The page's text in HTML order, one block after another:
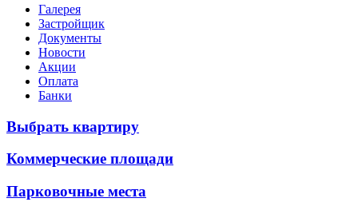
Галерея
Застройщик
Документы
Новости
Акции
Оплата
Банки
Выбрать квартиру
Коммерческие площади
Парковочные места